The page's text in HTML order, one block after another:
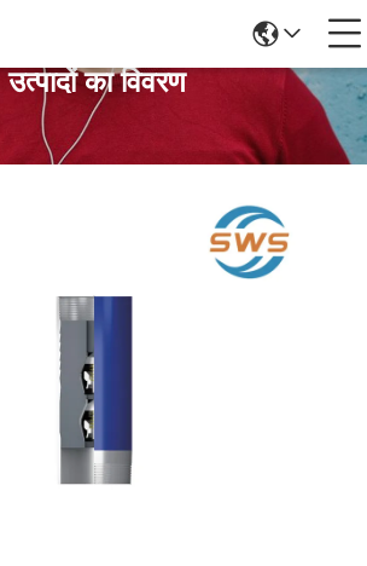
उत्पादों का विवरण